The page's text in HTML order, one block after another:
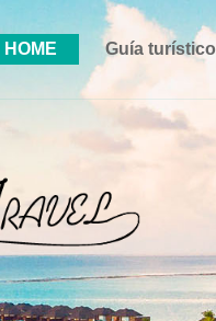
HOME Guía turístico